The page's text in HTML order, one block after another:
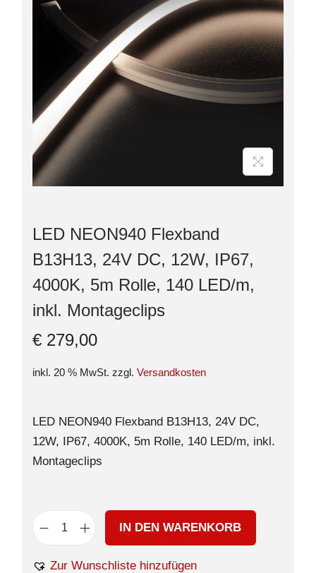
LED NEON940 Flexband
B13H13, 24V DC, 12W, IP67,
4000K, 5m Rolle, 140 LED/m,
inkl. Montageclips
€ 279,00
inkl. 20 % MwSt. zzgl. Versandkosten
LED NEON940 Flexband B13H13, 24V DC,
12W, IP67, 4000K, 5m Rolle, 140 LED/m, inkl.
Montageclips
IN DEN WARENKORB
Zur Wunschliste hinzufügen